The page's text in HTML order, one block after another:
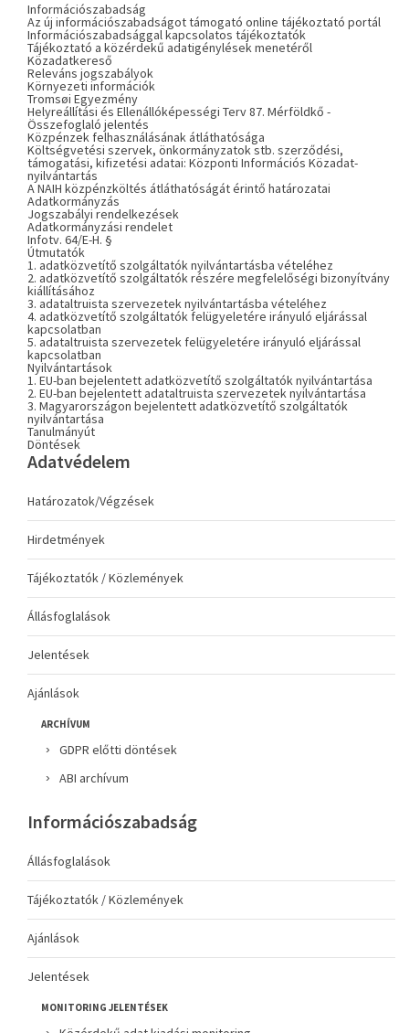
Információszabadság
Az új információszabadságot támogató online tájékoztató portál
Információszabadsággal kapcsolatos tájékoztatók
Tájékoztató a közérdekű adatigénylések menetéről
Közadatkereső
Releváns jogszabályok
Környezeti információk
Tromsøi Egyezmény
Helyreállítási és Ellenállóképességi Terv 87. Mérföldkő -
Összefoglaló jelentés
Közpénzek felhasználásának átláthatósága
Költségvetési szervek, önkormányzatok stb. szerződési,
támogatási, kifizetési adatai: Központi Információs Közadat-
nyilvántartás
A NAIH közpénzköltés átláthatóságát érintő határozatai
Adatkormányzás
Jogszabályi rendelkezések
Adatkormányzási rendelet
Infotv. 64/E-H. §
Útmutatók
1. adatközvetítő szolgáltatók nyilvántartásba vételéhez
2. adatközvetítő szolgáltatók részére megfelelőségi bizonyítvány
kiállításához
3. adataltruista szervezetek nyilvántartásba vételéhez
4. adatközvetítő szolgáltatók felügyeletére irányuló eljárással
kapcsolatban
5. adataltruista szervezetek felügyeletére irányuló eljárással
kapcsolatban
Nyilvántartások
1. EU-ban bejelentett adatközvetítő szolgáltatók nyilvántartása
2. EU-ban bejelentett adataltruista szervezetek nyilvántartása
3. Magyarországon bejelentett adatközvetítő szolgáltatók
nyilvántartása
Tanulmányút
Döntések
Adatvédelem
Határozatok/Végzések
Hirdetmények
Tájékoztatók / Közlemények
Állásfoglalások
Jelentések
Ajánlások
ARCHÍVUM
GDPR előtti döntések
ABI archívum
Információszabadság
Állásfoglalások
Tájékoztatók / Közlemények
Ajánlások
Jelentések
MONITORING JELENTÉSEK